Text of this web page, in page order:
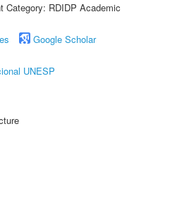
Category: RDIDP Academic
Google Scholar
UNESP